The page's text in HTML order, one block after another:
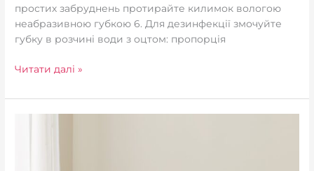
простих забруднень протирайте килимок вологою
неабразивною губкою 6. Для дезинфекції змочуйте
губку в розчині води з оцтом: пропорція
Читати далі »